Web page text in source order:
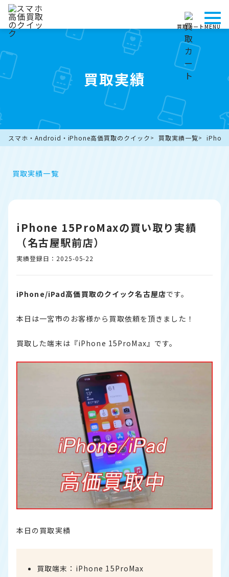
買取カートMENU
買取実績
スマホ・Android・iPhone高価買取のクイック 買取実績一覧
買取実績一覧
iPhone 15ProMaxの買い取り実績
（名古屋駅前店）
実績登録日：2025-05-22
iPhone/iPad高価買取のクイック名古屋店です。
本日は一宮市のお客様から買取依頼を頂きました！
買取した端末は『iPhone 15ProMax』です。
本日の買取実績
買取端末：iPhone 15ProMax